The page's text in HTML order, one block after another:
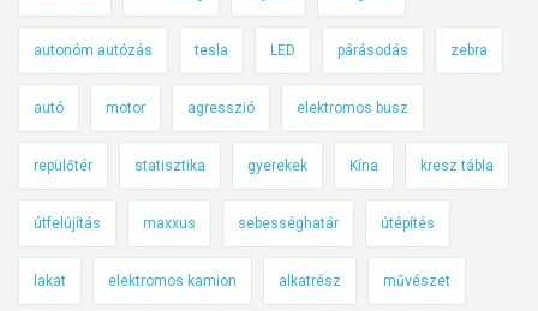
autonóm autózás tesla LED párásodás zebra
autó motor agresszió elektromos busz
repülőtér statisztika gyerekek Kína kresz tábla
útfelújítás maxxus sebességhatár útépítés
lakat elektromos kamion alkatrész művészet